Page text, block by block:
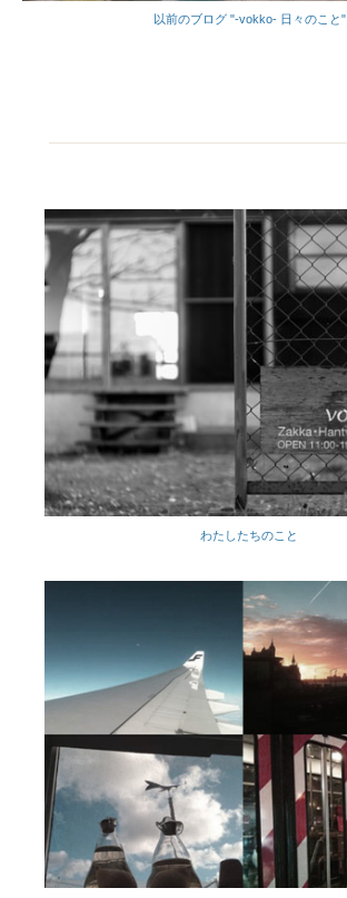
以前のブログ "-vokko- 日々のこと"
わたしたちのこと